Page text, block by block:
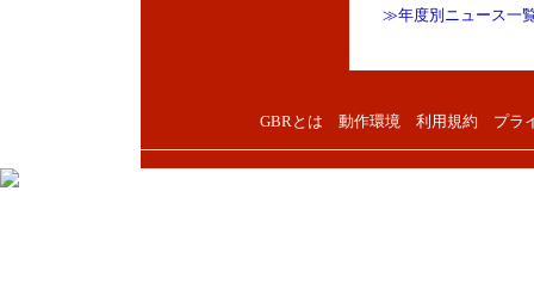
≫年度別ニュース一
GBRとは 動作環境 利用規約 プラ